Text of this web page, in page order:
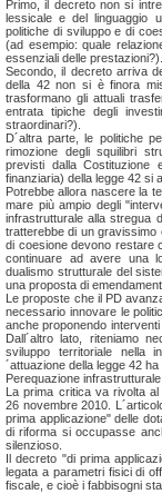
Primo, il decreto non si
lessicale e del linguaggio
politiche di sviluppo e di
(ad esempio: quale
essenziali delle prestazioni?).
Secondo, il decreto arriva
della 42 non si è finora
trasformano gli attuali
entrata tipiche degli
straordinari?).
D´altra parte, le politiche
rimozione degli squilibri
previsti dalla
finanziaria) della legge 42 si
Potrebbe allora nascere la
mare più ampio degli
infrastrutturale alla stregua
tratterebbe di un gravissimo
di coesione devono restare
continuare ad avere una
dualismo strutturale del
una proposta di
Le proposte che il PD
necessario innovare le
anche proponendo
Dall´altro lato, riteniamo
sviluppo territoriale nella
´attuazione della legge 42
Perequazione infrastrutturale
La prima critica va rivolta
26 novembre 2010.
prima applicazione" delle
di riforma si occupasse
silenzioso.
Il decreto "di prima
legata a parametri fisici di
fiscale, e cioè i fabbisogni